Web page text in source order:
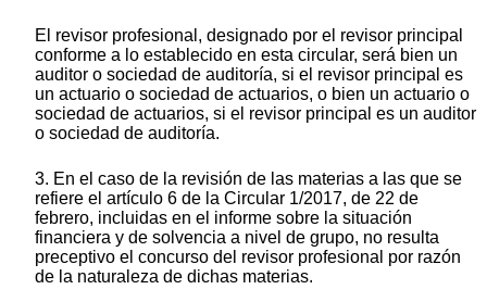
El revisor profesional, designado por el revisor principal
conforme a lo establecido en esta circular, será bien un
auditor o sociedad de auditoría, si el revisor principal es
un actuario o sociedad de actuarios, o bien un actuario o
sociedad de actuarios, si el revisor principal es un auditor
o sociedad de auditoría.
3. En el caso de la revisión de las materias a las que se
refiere el artículo 6 de la Circular 1/2017, de 22 de
febrero, incluidas en el informe sobre la situación
financiera y de solvencia a nivel de grupo, no resulta
preceptivo el concurso del revisor profesional por razón
de la naturaleza de dichas materias.